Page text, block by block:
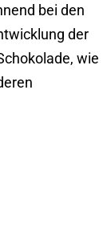
bei den
der
wie